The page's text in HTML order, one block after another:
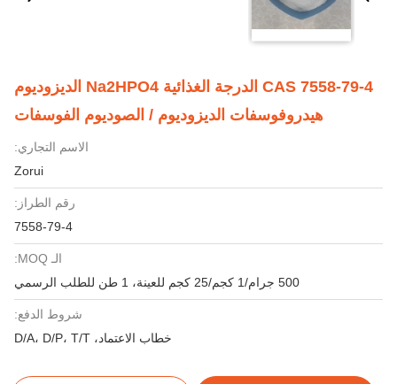
CAS 7558-79-4 الدرجة الغذائية Na2HPO4 الديزوديوم
هيدروفوسفات الديزوديوم / الصوديوم الفوسفات
الاسم التجاري:
Zorui
رقم الطراز:
7558-79-4
الـ MOQ:
500 جرام/1 كجم/25 كجم للعينة، 1 طن للطلب الرسمي
شروط الدفع:
خطاب الاعتماد، D/A، D/P، T/T